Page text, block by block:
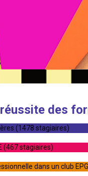
des
(1478 stagiaires)
(467 stagiaires)
dans un club